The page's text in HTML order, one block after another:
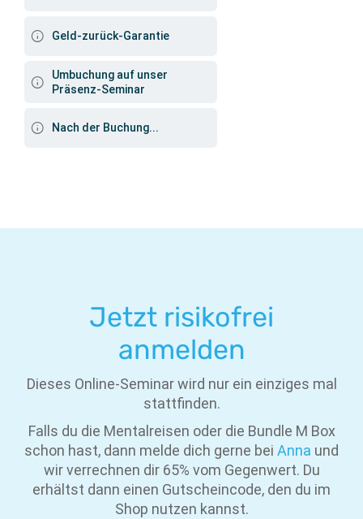
Geld-zurück-Garantie
Umbuchung auf unser
Präsenz-Seminar
Nach der Buchung...
Jetzt risikofrei
anmelden
Dieses Online-Seminar wird nur ein einziges mal
stattfinden.
Falls du die Mentalreisen oder die Bundle M Box
schon hast, dann melde dich gerne bei Anna und
wir verrechnen dir 65% vom Gegenwert. Du
erhältst dann einen Gutscheincode, den du im
Shop nutzen kannst.